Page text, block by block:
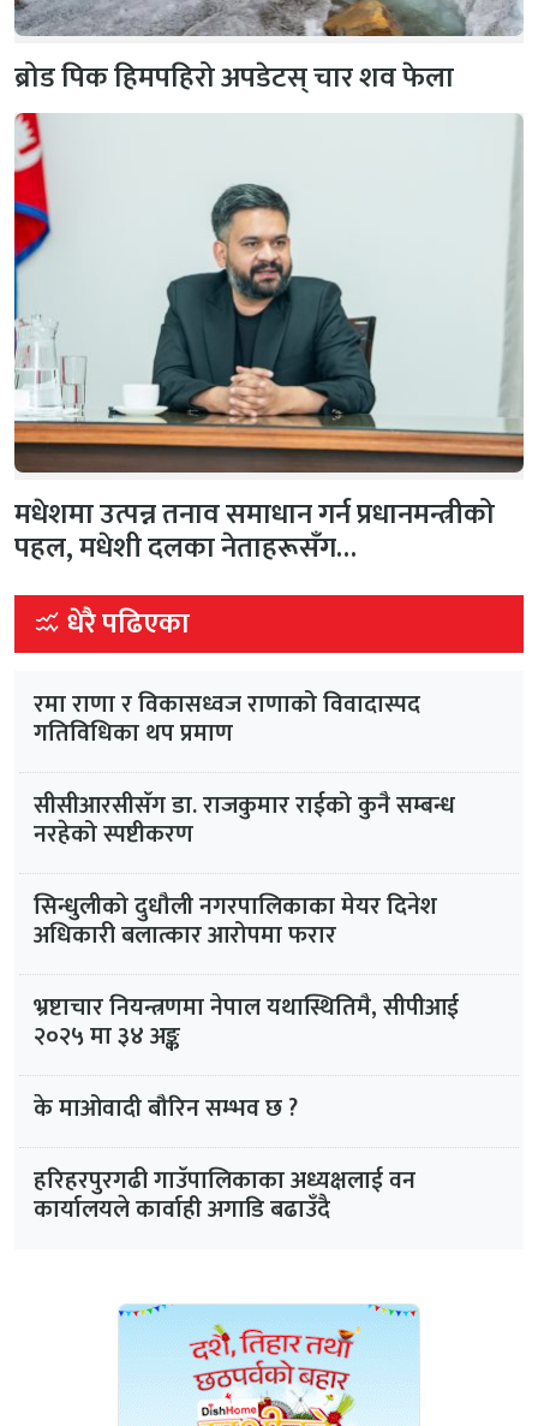
ब्रोड पिक हिमपहिरो अपडेटस् चार शव फेला
मधेशमा उत्पन्न तनाव समाधान गर्न प्रधानमन्त्रीको
पहल, मधेशी दलका नेताहरूसँग…
धेरै पढिएका
रमा राणा र विकासध्वज राणाको विवादास्पद
गतिविधिका थप प्रमाण
सीसीआरसीसँग डा. राजकुमार राईको कुनै सम्बन्ध
नरहेको स्पष्टीकरण
सिन्धुलीको दुधौली नगरपालिकाका मेयर दिनेश
अधिकारी बलात्कार आरोपमा फरार
भ्रष्टाचार नियन्त्रणमा नेपाल यथास्थितिमै, सीपीआई
२०२५ मा ३४ अङ्क
के माओवादी बौरिन सम्भव छ ?
हरिहरपुरगढी गाउँपालिकाका अध्यक्षलाई वन
कार्यालयले कार्वाही अगाडि बढाउँदै